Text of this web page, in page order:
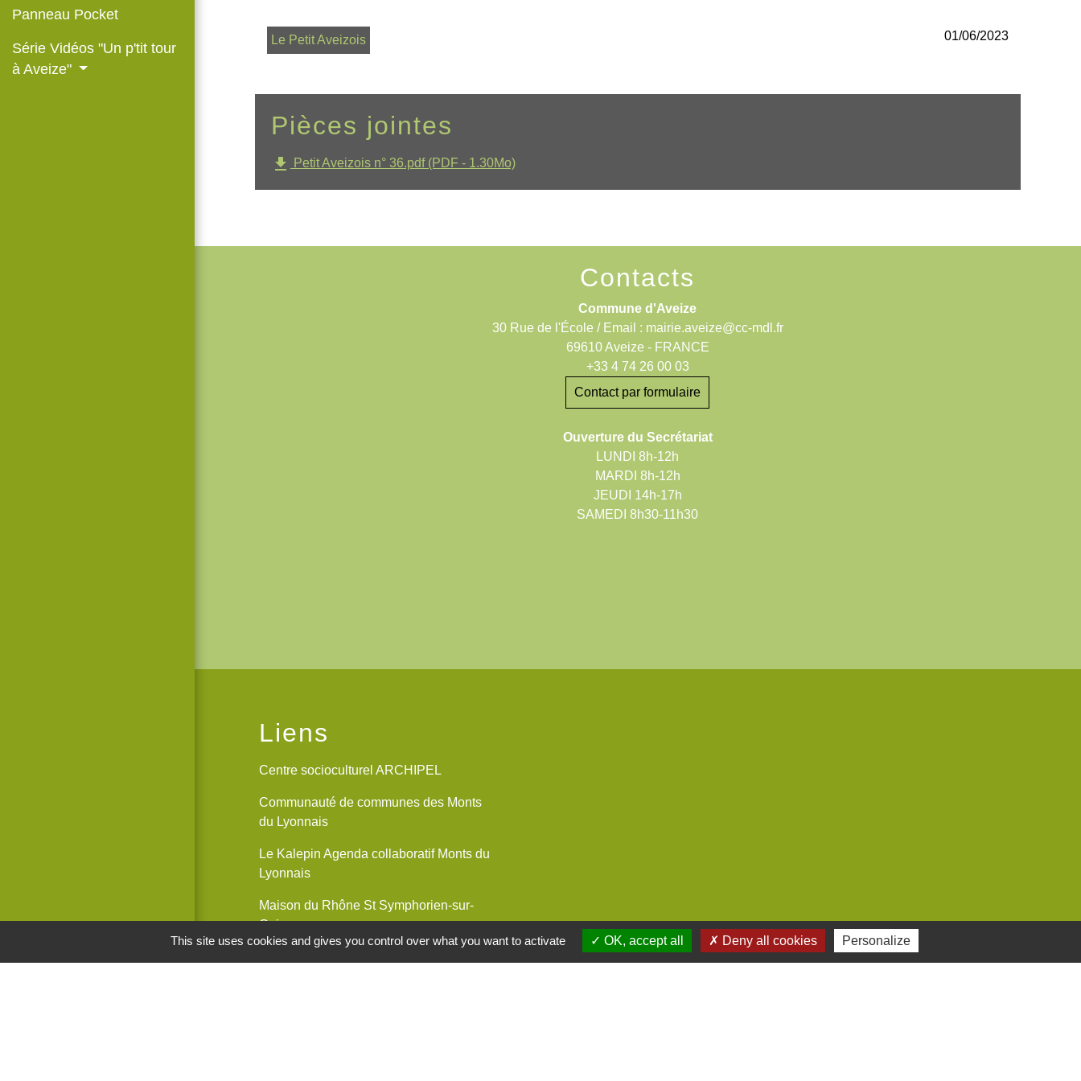
Panneau Pocket
Série Vidéos "Un p'tit tour
à Aveize"
Le Petit Aveizois 01/06/2023
Pièces jointes
file_download Petit Aveizois n° 36.pdf (PDF - 1.30Mo)
Contacts
Commune d'Aveize
30 Rue de l'École / Email : mairie.aveize@cc-mdl.fr
69610 Aveize - FRANCE
+33 4 74 26 00 03
Contact par formulaire
Ouverture du Secrétariat
LUNDI 8h-12h
MARDI 8h-12h
JEUDI 14h-17h
SAMEDI 8h30-11h30
Liens
Centre socioculturel ARCHIPEL
Communauté de communes des Monts
du Lyonnais
Le Kalepin Agenda collaboratif Monts du
Lyonnais
Maison du Rhône St Symphorien-sur-
Coise
This site uses cookies and gives you control over what you want to activate OK, accept all Deny all cookies Personalize